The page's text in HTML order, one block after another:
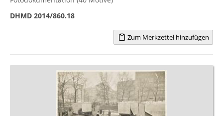
DHMD 2014/860.18
Zum Merkzettel hinzufügen